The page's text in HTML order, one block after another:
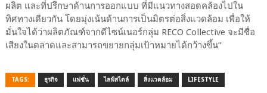
ผลิต และที่ปรึกษาด้านการออกแบบ ที่มีแนวทางสอดคล้องไปใน
ทิศทางเดียวกัน โดยมุ่งเน้นด้านการเป็นมิตรต่อสิ่งแวดล้อม เพื่อให้
มั่นใจได้ว่าผลิตภัณฑ์จากดีไซน์เนอร์กลุ่ม RECO Collective จะมีชื่อ
เสียงในตลาดและสามารถขยายกลุ่มเป้าหมายได้กว้างขึ้น”
TAGS: ธุรกิจ แฟชั่น ไลฟ์สไตล์ สิ่งแวดล้อม LIFESTYLE